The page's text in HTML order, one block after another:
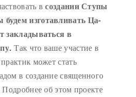
всоздании Ступы
изготавливать Ца-
закладываться в
Так что ваше участие в
может стать
в создание священного
об этом проекте